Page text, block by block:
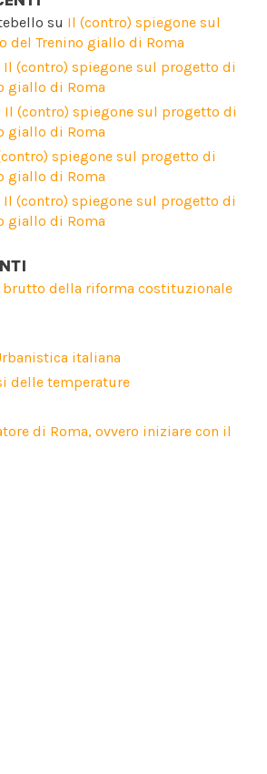
su Il (contro) spiegone sul
del Trenino giallo di Roma
Il (contro) spiegone sul progetto di
giallo di Roma
Il (contro) spiegone sul progetto di
giallo di Roma
spiegone sul progetto di
giallo di Roma
Il (contro) spiegone sul progetto di
giallo di Roma
brutto della riforma costituzionale
italiana
delle temperature
di Roma, ovvero iniziare con il